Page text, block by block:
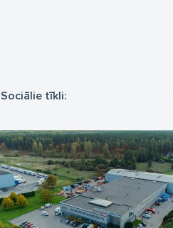
Sociālie tīkli: